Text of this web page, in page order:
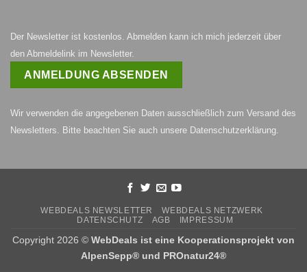
Der Newsletter ist kostenlos. Abmelden kann ich mich jederzeit über
den Abmeldelink im Newsletter.
Wir verwenden die angegebenen Daten ausschließlich zum Versand des
Newsletters. Bitte beachten Sie auch unsere Datenschutzerklärung.
WEBDEALS NEWSLETTER
WEBDEALS NETZWERK
DATENSCHUTZ
AGB IMPRESSUM
Copyright 2026 © WebDeals ist eine Kooperationsprojekt von
AlpenSepp® und PROnatur24®